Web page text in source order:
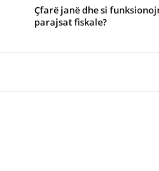
Çfarë janë dhe si
parajsat fiskale?